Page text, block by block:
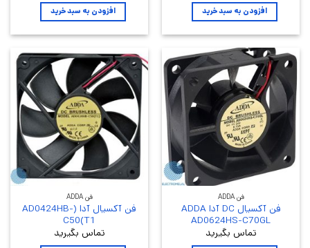
افزودن به سبد خرید افزودن به سبد خرید
فن ADDA
فن آکسیال DC آدا ADDA
AD0624HS-C70GL
تماس بگیرید
فن ADDA
فن آکسیال آدا (AD0424HB-
C50(T1
تماس بگیرید